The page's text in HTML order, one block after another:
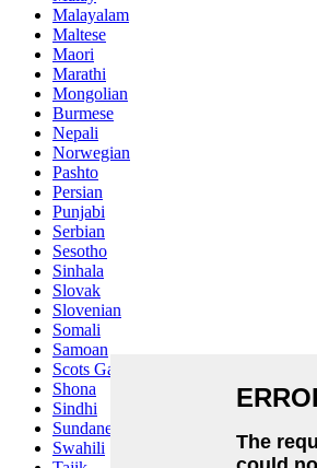
Malayalam
Maltese
Maori
Marathi
Mongolian
Burmese
Nepali
Norwegian
Pashto
Persian
Punjabi
Serbian
Sesotho
Sinhala
Slovak
Slovenian
Somali
Samoan
Scots Gaelic
Shona
Sindhi
Sundanese
Swahili